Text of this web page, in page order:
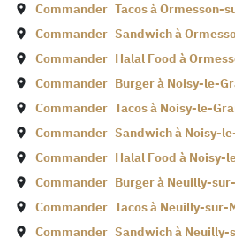
Commander Tacos àOrmesson-
Commander Sandwich à
Commander Halal Food à
Commander Burger à Noisy-le-
Commander Tacos à Noisy-le-
Commander Sandwich à Noisy-
Commander Halal Food à Noisy-
Commander Burger à Neuilly-
Commander Tacos à Neuilly-sur-
Commander Sandwich à Neuilly-